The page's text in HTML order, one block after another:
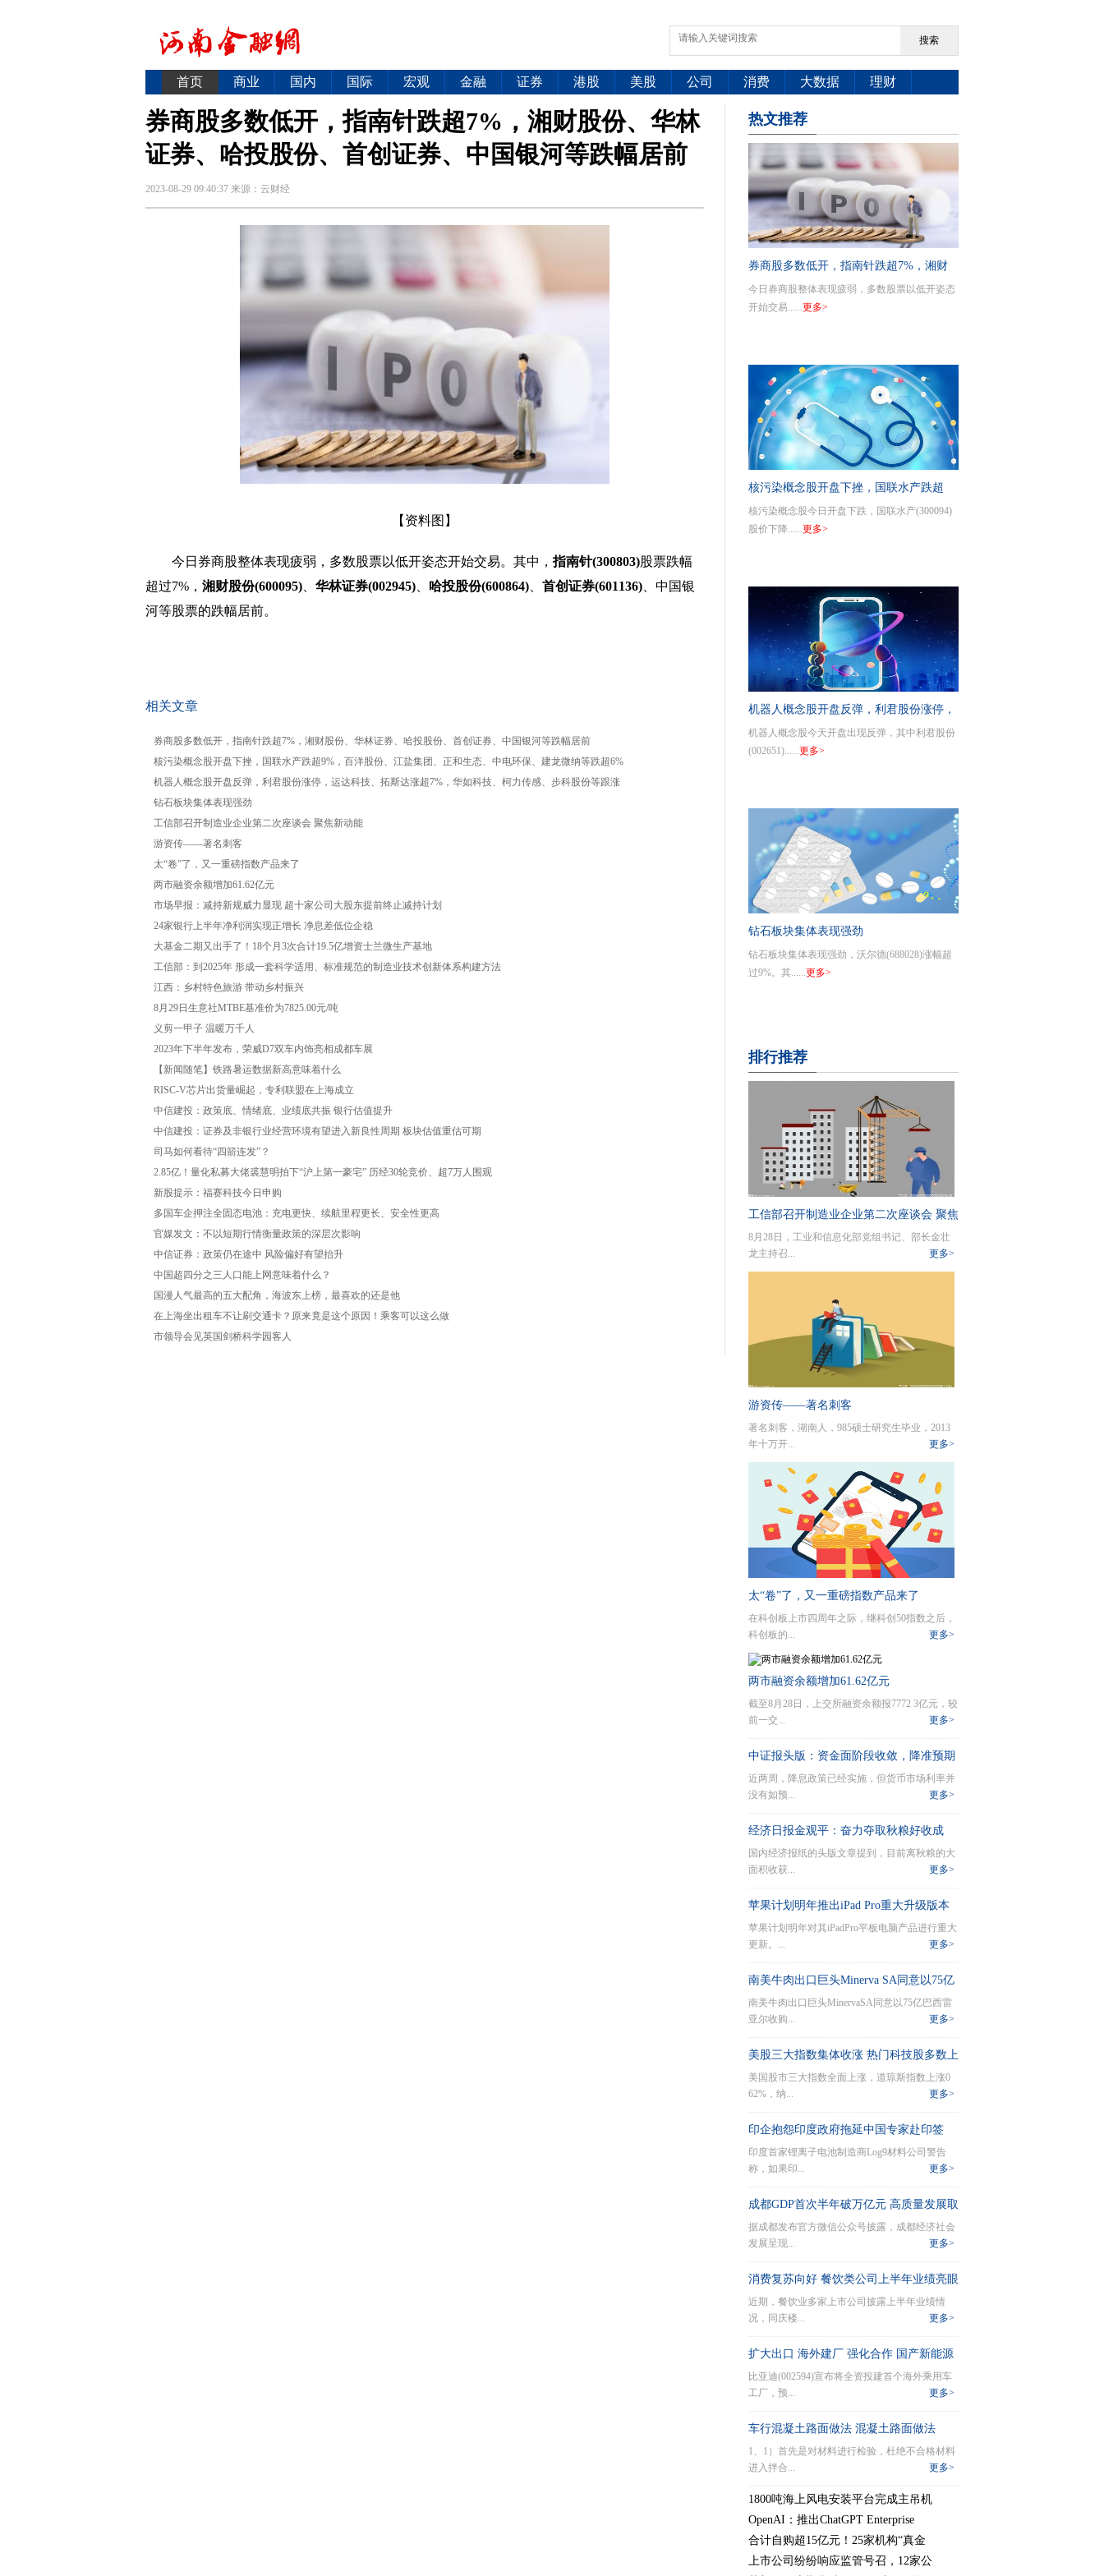
搜索
首页 商业 国内 国际 宏观 金融 证券 港股 美股 公司 消费 大数据 理财
券商股多数低开，指南针跌超7%，湘财股份、华林
证券、哈投股份、首创证券、中国银河等跌幅居前
2023-08-29 09:40:37 来源： 云财经
【资料图】
今日券商股整体表现疲弱，多数股票以低开姿态开始交易。其中，指南针(300803)股票跌幅
超过7%， 湘财股份(600095) 华林证券(002945) 哈投股份(600864) 首创证券(601136) 、中国银
河等股票的跌幅居前。
相关文章
券商股多数低开，指南针跌超7%，湘财股份、华林证券、哈投股份、首创证券、中国银河等跌幅居前
核污染概念股开盘下挫，国联水产跌超9%，百洋股份、江盐集团、正和生态、中电环保、建龙微纳等跌超6%
机器人概念股开盘反弹，利君股份涨停，运达科技、拓斯达涨超7%，华如科技、柯力传感、步科股份等跟涨
钻石板块集体表现强劲
工信部召开制造业企业第二次座谈会 聚焦新动能
游资传——著名刺客
太“卷”了，又一重磅指数产品来了
两市融资余额增加61.62亿元
市场早报：减持新规威力显现 超十家公司大股东提前终止减持计划
24家银行上半年净利润实现正增长 净息差低位企稳
大基金二期又出手了！18个月3次合计19.5亿增资士兰微生产基地
工信部：到2025年 形成一套科学适用、标准规范的制造业技术创新体系构建方法
江西：乡村特色旅游 带动乡村振兴
8月29日生意社MTBE基准价为7825.00元/吨
义剪一甲子 温暖万千人
2023年下半年发布，荣威D7双车内饰亮相成都车展
【新闻随笔】铁路暑运数据新高意味着什么
RISC-V芯片出货量崛起，专利联盟在上海成立
中信建投：政策底、情绪底、业绩底共振 银行估值提升
中信建投：证券及非银行业经营环境有望进入新良性周期 板块估值重估可期
司马如何看待“四箭连发”？
2.85亿！量化私募大佬裘慧明拍下“沪上第一豪宅” 历经30轮竞价、超7万人围观
新股提示：福赛科技今日申购
多国车企押注全固态电池：充电更快、续航里程更长、安全性更高
官媒发文：不以短期行情衡量政策的深层次影响
中信证券：政策仍在途中 风险偏好有望抬升
中国超四分之三人口能上网意味着什么？
国漫人气最高的五大配角，海波东上榜，最喜欢的还是他
在上海坐出租车不让刷交通卡？原来竟是这个原因！乘客可以这么做
市领导会见英国剑桥科学园客人
热文推荐
券商股多数低开，指南针跌超7%，湘财
股份、华林证券、哈投股份、首创证券、
今日券商股整体表现疲弱，多数股票以低开姿态
开始交易......更多>
核污染概念股开盘下挫，国联水产跌超
9%，百洋股份、江盐集团、正和生态、
核污染概念股今日开盘下跌，国联水产(300094)
股价下降......更多>
机器人概念股开盘反弹，利君股份涨停，
运达科技、拓斯达涨超7%，华如科技、
机器人概念股今天开盘出现反弹，其中利君股份
(002651)......更多>
钻石板块集体表现强劲
钻石板块集体表现强劲，沃尔德(688028)涨幅超
过9%。其......更多>
排行推荐
工信部召开制造业企业第二次座谈会 聚焦
新动能
8月28日，工业和信息化部党组书记、部长金壮
龙主持召...
更多>
游资传——著名刺客
著名刺客，湖南人，985硕士研究生毕业，2013
年十万开...
更多>
太“卷”了，又一重磅指数产品来了
在科创板上市四周年之际，继科创50指数之后，
科创板的...
更多>
两市融资余额增加61.62亿元
截至8月28日，上交所融资余额报7772 3亿元，较
前一交...
更多>
中证报头版：资金面阶段收敛，降准预期
升温
近两周，降息政策已经实施，但货币市场利率并
没有如预...
更多>
经济日报金观平：奋力夺取秋粮好收成
国内经济报纸的头版文章提到，目前离秋粮的大
面积收获...
更多>
苹果计划明年推出iPad Pro重大升级版本
苹果计划明年对其iPadPro平板电脑产品进行重大
更新。...
更多>
南美牛肉出口巨头Minerva SA同意以75亿
巴西雷亚尔收购竞争对手Marfrig Global
Foods SA的部分资产
南美牛肉出口巨头MinervaSA同意以75亿巴西雷
亚尔收购...
更多>
美股三大指数集体收涨 热门科技股多数上
涨
美国股市三大指数全面上涨，道琼斯指数上涨0
62%，纳...
更多>
印企抱怨印度政府拖延中国专家赴印签
证：公司生产将受到影响
印度首家锂离子电池制造商Log9材料公司警告
称，如果印...
更多>
成都GDP首次半年破万亿元 高质量发展取
得积极进展
据成都发布官方微信公众号披露，成都经济社会
发展呈现...
更多>
消费复苏向好 餐饮类公司上半年业绩亮眼
近期，餐饮业多家上市公司披露上半年业绩情
况，同庆楼...
更多>
扩大出口 海外建厂 强化合作 国产新能源
车加速布局全球产业链
比亚迪(002594)宣布将全资投建首个海外乘用车
工厂，预...
更多>
车行混凝土路面做法 混凝土路面做法
1、1）首先是对材料进行检验，杜绝不合格材料
进入拌合...
更多>
1800吨海上风电安装平台完成主吊机
OpenAI：推出ChatGPT Enterprise
合计自购超15亿元！25家机构“真金
上市公司纷纷响应监管号召，12家公